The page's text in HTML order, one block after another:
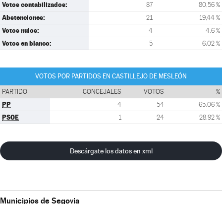
Votos contabilizados: 87 80,56 %
Abstenciones: 21 19,44 %
Votos nulos: 4 4,6 %
Votos en blanco: 5 6,02 %
VOTOS POR PARTIDOS EN CASTILLEJO DE MESLEÓN
PARTIDO CONCEJALES VOTOS %
PP 4 54 65,06 %
PSOE 1 24 28,92 %
Descárgate los datos en xml
Municipios de Segovia